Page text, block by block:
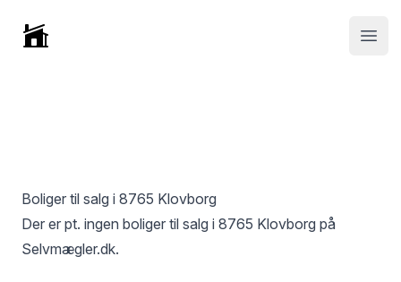
Selvmægler
Boliger til salg i 8765 Klovborg
Der er pt. ingen boliger til salg i 8765 Klovborg på
Selvmægler.dk.